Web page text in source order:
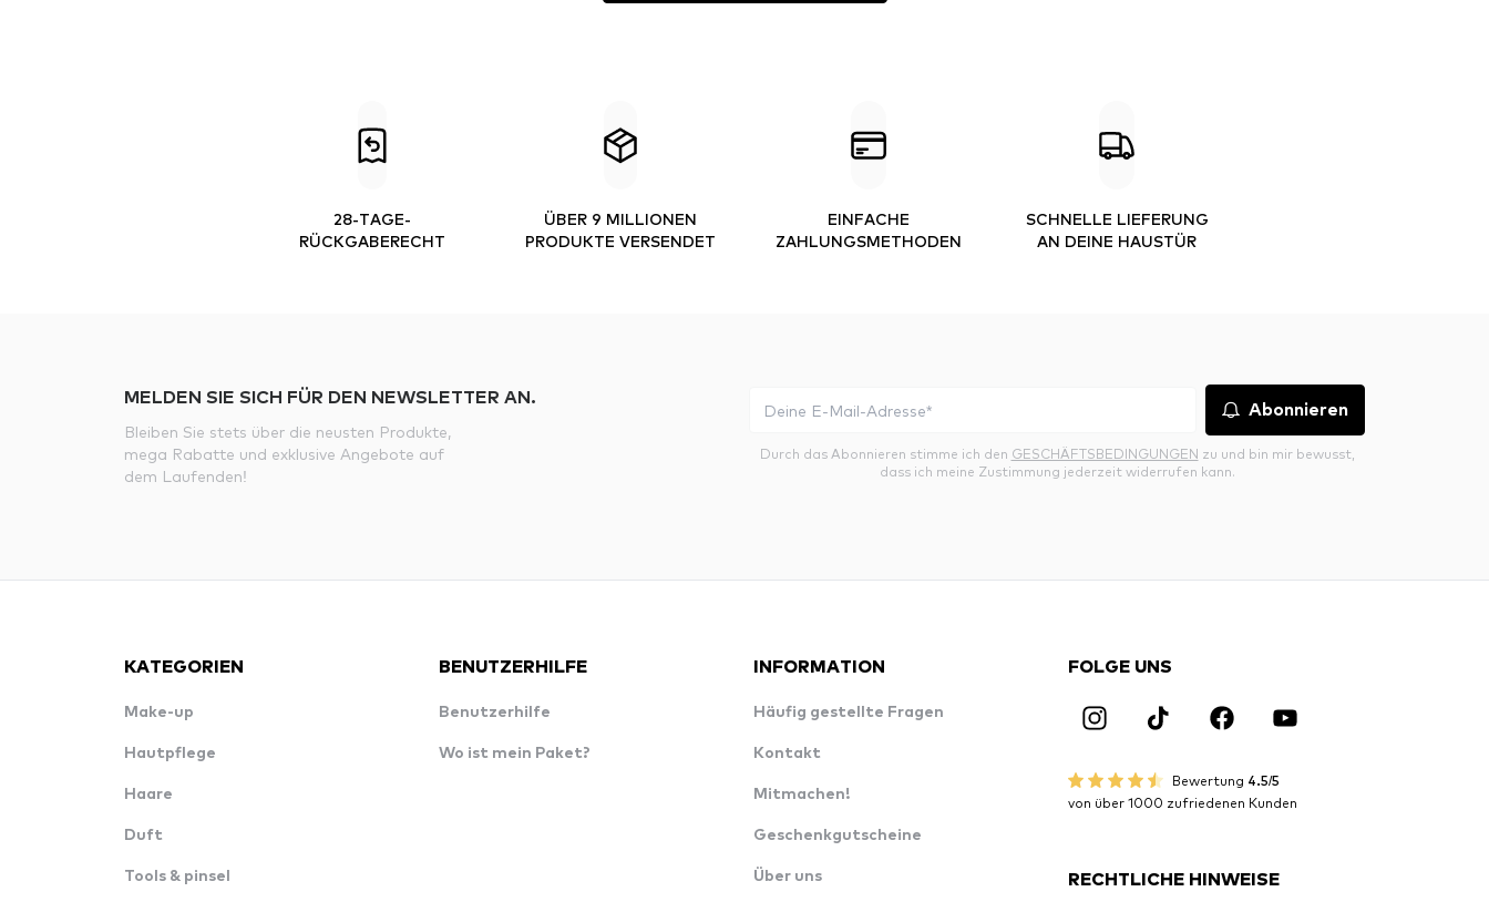
28-TAGE-
RÜCKGABERECHT
ÜBER 9 MILLIONEN
PRODUKTE VERSENDET
EINFACHE
ZAHLUNGSMETHODEN
SCHNELLE LIEFERUNG
AN DEINE HAUSTÜR
MELDEN SIE SICH FÜR DEN NEWSLETTER AN.
Bleiben Sie stets über die neusten Produkte,
mega Rabatte und exklusive Angebote auf
dem Laufenden!
Abonnieren
Durch das Abonnieren stimme ich den GESCHÄFTSBEDINGUNGEN zu und bin mir bewusst,
dass ich meine Zustimmung jederzeit widerrufen kann.
KATEGORIEN
Make-up
Hautpflege
Haare
Duft
Tools & pinsel
BENUTZERHILFE
Benutzerhilfe
Wo ist mein Paket?
INFORMATION
Häufig gestellte Fragen
Kontakt
Mitmachen!
Geschenkgutscheine
Über uns
FOLGE UNS
Bewertung 4.5/5
von über 1000 zufriedenen Kunden
RECHTLICHE HINWEISE